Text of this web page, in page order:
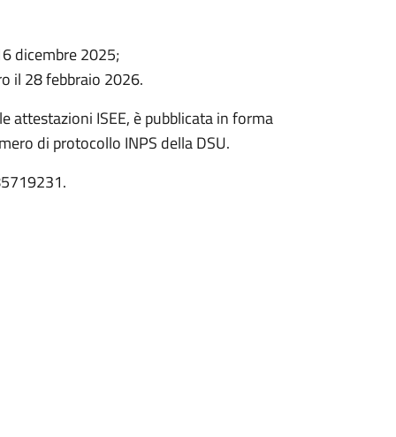
dicembre 2025;
il 28 febbraio 2026.
attestazioni ISEE, è pubblicata in forma
di protocollo INPS della DSU.